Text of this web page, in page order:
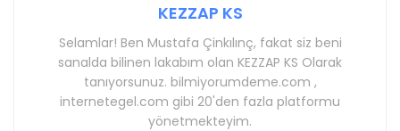
KEZZAP KS
Selamlar! Ben Mustafa Çinkılınç, fakat siz beni
sanalda bilinen lakabım olan KEZZAP KS Olarak
tanıyorsunuz. bilmiyorumdeme.com ,
internetegel.com gibi 20'den fazla platformu
yönetmekteyim.